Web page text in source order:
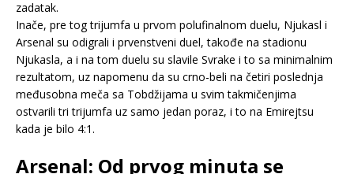
zadatak.
Inače, pre tog trijumfa u prvom polufinalnom duelu, Njukasl i
Arsenal su odigrali i prvenstveni duel, takođe na stadionu
Njukasla, a i na tom duelu su slavile Svrake i to sa minimalnim
rezultatom, uz napomenu da su crno-beli na četiri poslednja
međusobna meča sa Tobdžijama u svim takmičenjima
ostvarili tri trijumfa uz samo jedan poraz, i to na Emirejtsu
kada je bilo 4:1.
Arsenal: Od prvog minuta se